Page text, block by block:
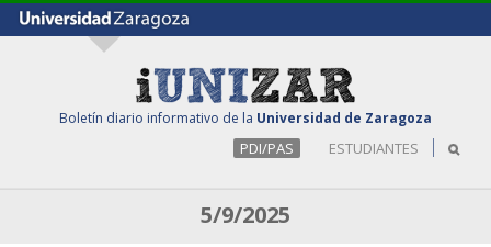
Boletín diario informativo de la Universidad de Zaragoza
PDI/PAS ESTUDIANTES
5/9/2025